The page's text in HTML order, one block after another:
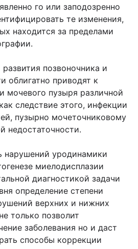
го или заподозренно
те изменения,
находится за пределами
позвоночника и
облигатно приводят к
мочевого пузыря различной
следствие этого, инфекции
пузырно мочеточниковому
недостаточности.
нарушений уродинамики
миелодисплазии
диагностикой задачи
определение степени
верхних и нижних
только позволит
заболевания но и даст
способы коррекции